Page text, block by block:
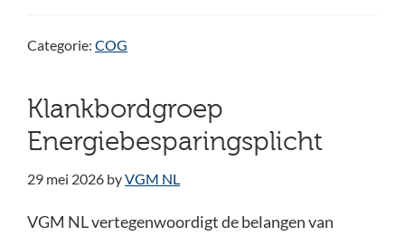
Categorie: COG
Klankbordgroep
Energiebesparingsplicht
29 mei 2026 byVGM NL
VGM NL vertegenwoordigt de belangen van